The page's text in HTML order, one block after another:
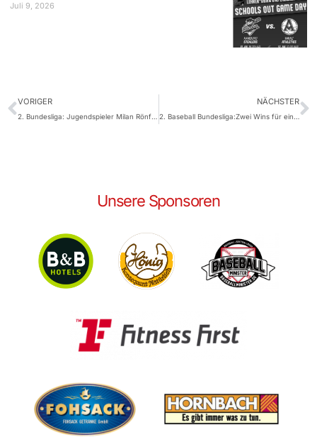
Juli 9, 2026
VORIGER
2. Bundesliga: Jugendspieler Milan Rönfeldt mit Shutout
NÄCHSTER
2. Baseball Bundesliga:Zwei Wins für ein Endspiel
Unsere Sponsoren